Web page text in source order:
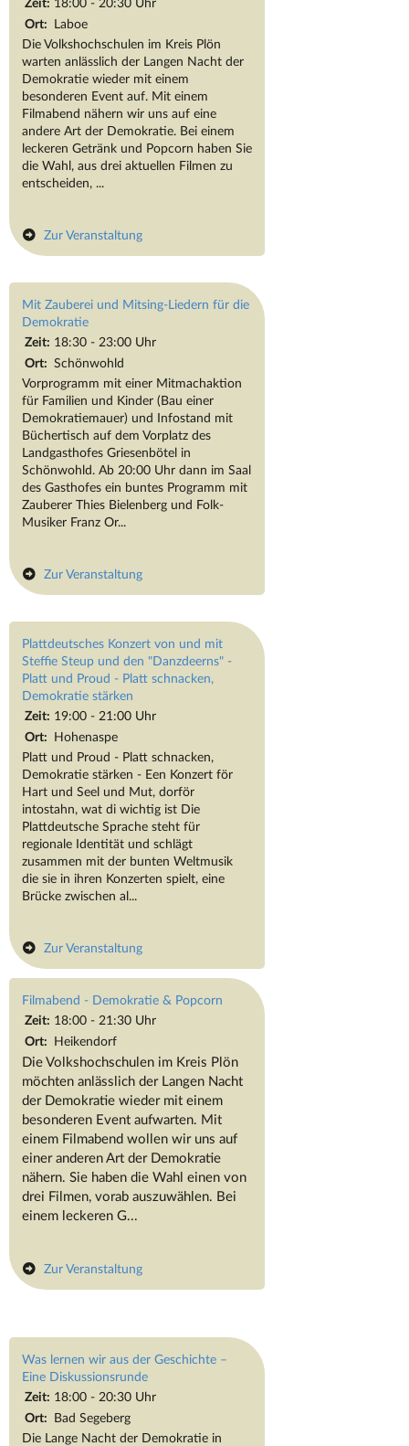
Ort: Laboe
Die Volkshochschulen im Kreis Plön
warten anlässlich der Langen Nacht der
Demokratie wieder mit einem
besonderen Event auf. Mit einem
Filmabend nähern wir uns auf eine
andere Art der Demokratie. Bei einem
leckeren Getränk und Popcorn haben Sie
die Wahl, aus drei aktuellen Filmen zu
entscheiden, ...
Zur Veranstaltung
Mit Zauberei und Mitsing-Liedern für die
Demokratie
Zeit: 18:30 - 23:00 Uhr
Ort: Schönwohld
Vorprogramm mit einer Mitmachaktion
für Familien und Kinder (Bau einer
Demokratiemauer) und Infostand mit
Büchertisch auf dem Vorplatz des
Landgasthofes Griesenbötel in
Schönwohld. Ab 20:00 Uhr dann im Saal
des Gasthofes ein buntes Programm mit
Zauberer Thies Bielenberg und Folk-
Musiker Franz Or...
Zur Veranstaltung
Plattdeutsches Konzert von und mit
Steffie Steup und den "Danzdeerns" -
Platt und Proud - Platt schnacken,
Demokratie stärken
Zeit: 19:00 - 21:00 Uhr
Ort: Hohenaspe
Platt und Proud - Platt schnacken,
Demokratie stärken - Een Konzert för
Hart und Seel und Mut, dorför
intostahn, wat di wichtig ist Die
Plattdeutsche Sprache steht für
regionale Identität und schlägt
zusammen mit der bunten Weltmusik
die sie in ihren Konzerten spielt, eine
Brücke zwischen al...
Zur Veranstaltung
Filmabend - Demokratie & Popcorn
Zeit: 18:00 - 21:30 Uhr
Ort: Heikendorf
Die Volkshochschulen im Kreis Plön
möchten anlässlich der Langen Nacht
der Demokratie wieder mit einem
besonderen Event aufwarten. Mit
einem Filmabend wollen wir uns auf
einer anderen Art der Demokratie
nähern. Sie haben die Wahl einen von
drei Filmen, vorab auszuwählen. Bei
einem leckeren G...
Zur Veranstaltung
Was lernen wir aus der Geschichte –
Eine Diskussionsrunde
Zeit: 18:00 - 20:30 Uhr
Ort: Bad Segeberg
Die Lange Nacht der Demokratie in